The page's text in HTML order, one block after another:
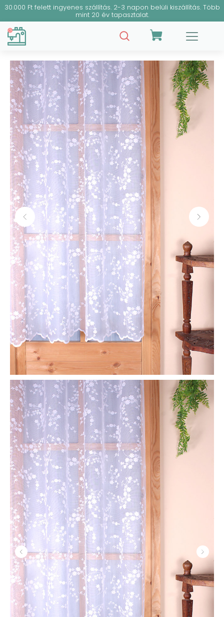
30.000 Ft felett ingyenes szállítás. 2-3 napon belüli kiszállítás. Több
mint 20 év tapasztalat.